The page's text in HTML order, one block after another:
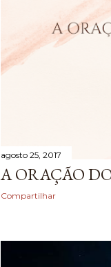
n
s
agosto 25, 2017
A ORAÇÃO
Compartilhar